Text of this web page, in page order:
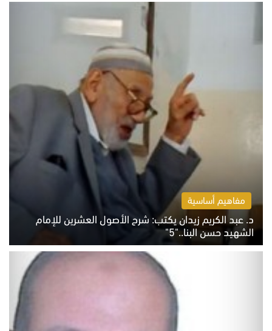
مفاهيم أساسية
د. عبد الكريم زيدان يكتب: شرح الأصول العشرين للإمام
الشهيد حسن البنا.."5"
السبت 8 أغسطس 2026 10:46 ص